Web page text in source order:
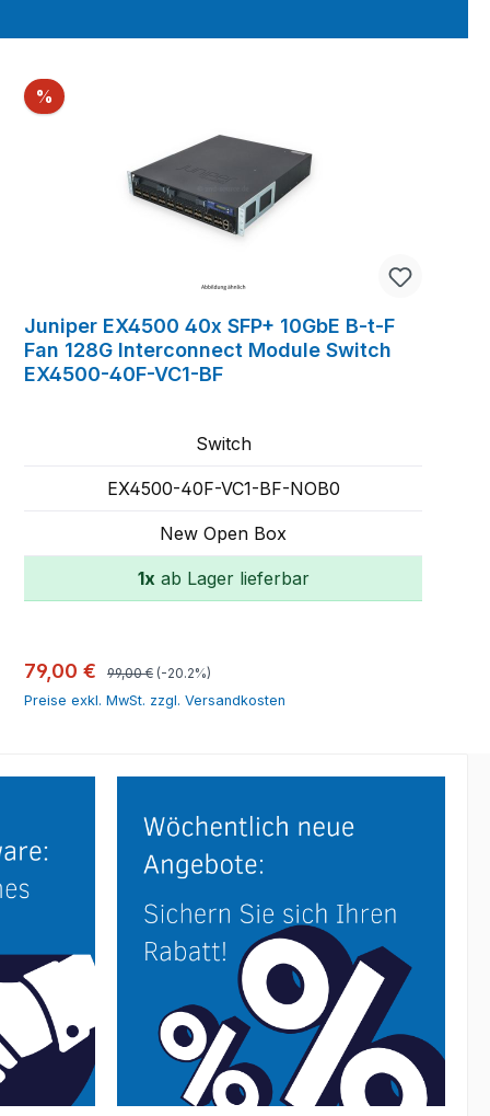
% Rabatt
Juniper EX4500 40x SFP+ 10GbE B-t-F
Fan 128G Interconnect Module Switch
EX4500-40F-VC1-BF
Switch
EX4500-40F-VC1-BF-NOB0
New Open Box
1xab Lager lieferbar
Verkaufspreis:
79,00 € Regulärer Preis:
99,00 € (-20.2%)
Preise exkl. MwSt. zzgl. Versandkosten
In den Warenkorb